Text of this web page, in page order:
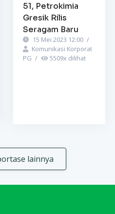
51, Petrokimia
Gresik Rilis
Seragam Baru
15 Mei 2023 12:00 /
Komunikasi Korporat
PG / 5509x dilihat
lainnya